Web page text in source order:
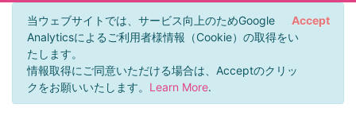
当ウェブサイトでは、サービス向上のためGoogle
Analyticsによるご利用者様情報（Cookie）の取得をい
たします。
情報取得にご同意いただける場合は、Acceptのクリッ
クをお願いいたします。 Learn More.
Accept